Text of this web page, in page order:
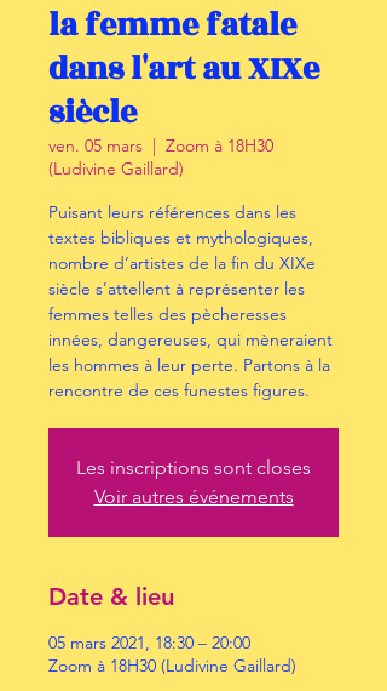
la femme fatale
dans l'art au XIXe
siècle
ven. 05 mars
  |
Zoom à 18H30
(Ludivine Gaillard)
Puisant leurs références dans les
textes bibliques et mythologiques,
nombre d’artistes de la fin du XIXe
siècle s’attellent à représenter les
femmes telles des pècheresses
innées, dangereuses, qui mèneraient
les hommes à leur perte. Partons à la
rencontre de ces funestes figures.
Les inscriptions sont closes
Voir autres événements
Date & lieu
05 mars 2021, 18:30 – 20:00
Zoom à 18H30 (Ludivine Gaillard)